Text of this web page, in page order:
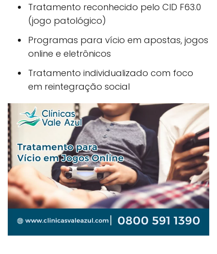
Tratamento reconhecido pelo CID F63.0
(jogo patológico)
Programas para vício em apostas, jogos
online e eletrônicos
Tratamento individualizado com foco
em reintegração social